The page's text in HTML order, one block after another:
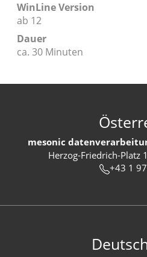
WinLine Version
ab 12
Dauer
ca. 30 Minuten
mesonic
Herzog-Friedrich-Platz
+43 1